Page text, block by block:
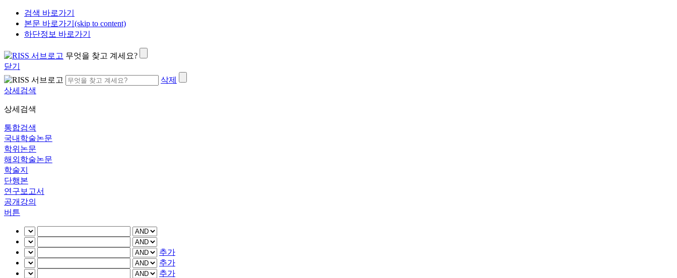
검색 바로가기
본문 바로가기(skip to content)
하단정보 바로가기
무엇을 찾고 계세요?
닫기
삭제
상세검색
상세검색
통합검색
국내학술논문
학위논문
해외학술논문
학술지
단행본
연구보고서
공개강의
버튼
추가
추가
추가